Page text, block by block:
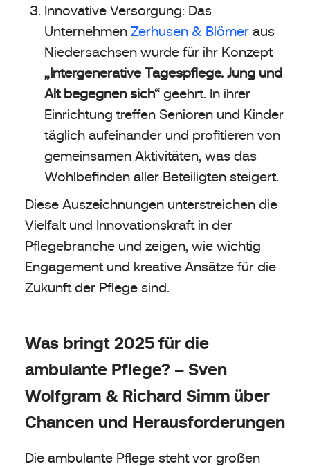
Innovative Versorgung: Das
Unternehmen Zerhusen & Blömer aus
Niedersachsen wurde für ihr Konzept
„Intergenerative Tagespflege. Jung und
Alt begegnen sich“ geehrt. In ihrer
Einrichtung treffen Senioren und Kinder
täglich aufeinander und profitieren von
gemeinsamen Aktivitäten, was das
Wohlbefinden aller Beteiligten steigert.
Diese Auszeichnungen unterstreichen die
Vielfalt und Innovationskraft in der
Pflegebranche und zeigen, wie wichtig
Engagement und kreative Ansätze für die
Zukunft der Pflege sind.
Was bringt 2025 für die
ambulante Pflege? – Sven
Wolfgram & Richard Simm über
Chancen und Herausforderungen
Die ambulante Pflege steht vor großen